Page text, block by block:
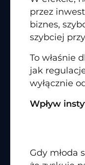
przez
biznes,
szybciej
To właśnie
jak
wyłącznie
Wpływ
Gdy młoda